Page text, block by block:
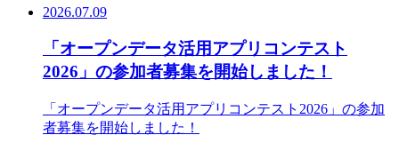
2026.07.09
「オープンデータ活用アプリコンテスト
2026」の参加者募集を開始しました！
「オープンデータ活用アプリコンテスト2026」の参加
者募集を開始しました！